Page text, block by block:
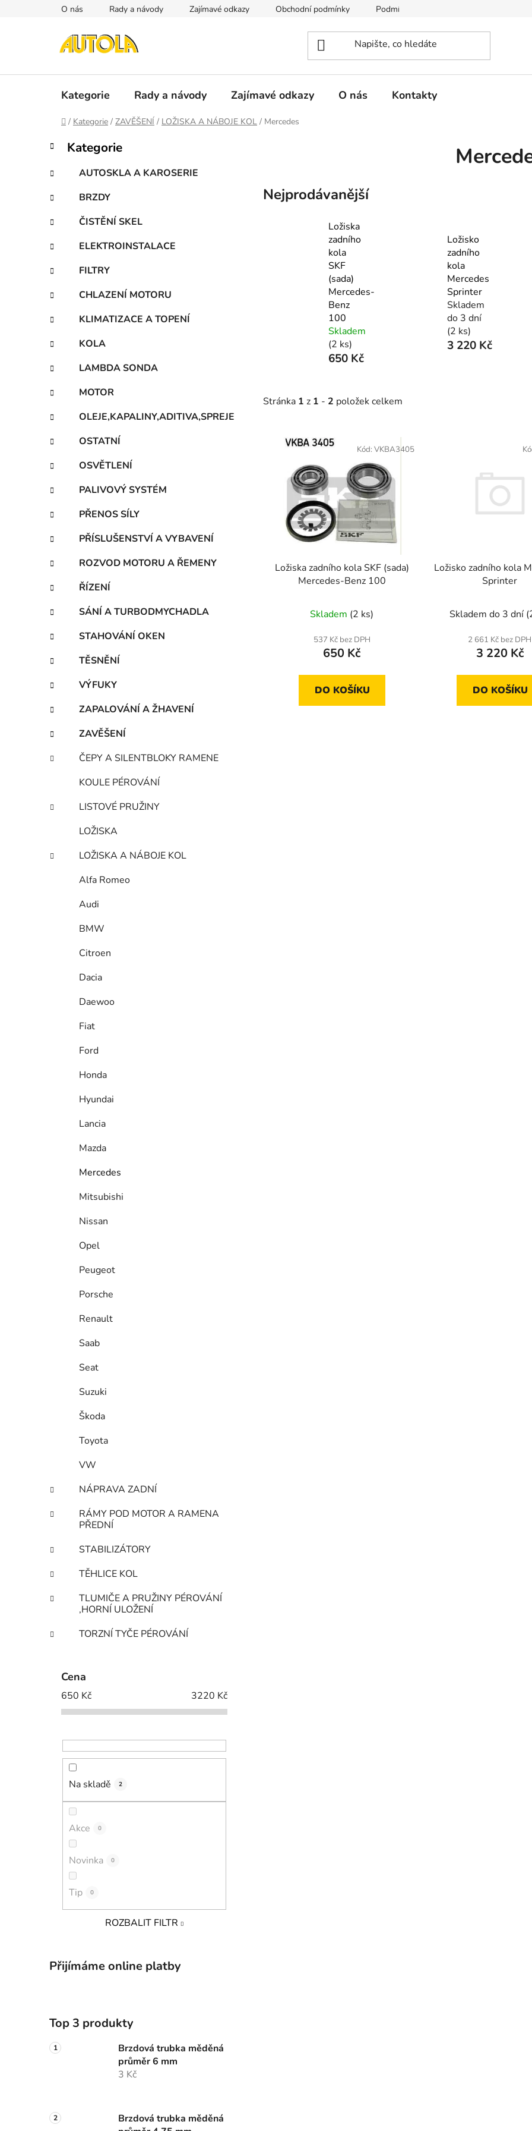
O nás Rady a návody Zajímavé odkazy Obchodní podmínky Podmínky ochrany osobních údajů
Kategorie Rady a návody Zajímavé odkazy O nás Kontakty
Domů
/ Kategorie / ZAVĚŠENÍ / LOŽISKA A NÁBOJE KOL / Mercedes
P
s
r
a
n
í
p
a
e
l
Přeskočit
kategorie
K
a
e
g
o
r
e
Kategorie
AUTOSKLA A KAROSERIE
BRZDY
ČISTĚNÍ SKEL
ELEKTROINSTALACE
FILTRY
CHLAZENÍ MOTORU
KLIMATIZACE A TOPENÍ
KOLA
LAMBDA SONDA
MOTOR
OLEJE,KAPALINY,ADITIVA,SPREJE
OSTATNÍ
OSVĚTLENÍ
PALIVOVÝ SYSTÉM
PŘENOS SÍLY
PŘÍSLUŠENSTVÍ A VYBAVENÍ
ROZVOD MOTORU A ŘEMENY
ŘÍZENÍ
SÁNÍ A TURBODMYCHADLA
STAHOVÁNÍ OKEN
TĚSNĚNÍ
VÝFUKY
ZAPALOVÁNÍ A ŽHAVENÍ
ZAVĚŠENÍ
ČEPY A SILENTBLOKY RAMENE
KOULE PÉROVÁNÍ
LISTOVÉ PRUŽINY
LOŽISKA
LOŽISKA A NÁBOJE KOL
Alfa Romeo
Audi
BMW
Citroen
Dacia
Daewoo
Fiat
Ford
Honda
Hyundai
Lancia
Mazda
Mercedes
Mitsubishi
Nissan
Opel
Peugeot
Porsche
Renault
Saab
Seat
Suzuki
Škoda
Toyota
VW
NÁPRAVA ZADNÍ
RÁMY POD MOTOR A RAMENA
PŘEDNÍ
STABILIZÁTORY
TĚHLICE KOL
TLUMIČE A PRUŽINY PÉROVÁNÍ
,HORNÍ ULOŽENÍ
TORZNÍ TYČE PÉROVÁNÍ
Cena
650 Kč 3220 Kč
Na skladě 2
Akce 0
Novinka 0
Tip 0
ROZBALIT FILTR
Přijímáme online platby
Top 3 produkty
Brzdová trubka měděná
průměr 6 mm
3 Kč
Brzdová trubka měděná
Nejprodávanější
Ložiska
zadního
kola
SKF
(sada)
Mercedes-
Benz
100
Skladem
(2 ks)
650 Kč
Ložisko
zadního
kola
Mercedes
Sprinter
Skladem
do 3 dní
(2 ks)
3 220 Kč
Stránka 1 z 1 - 2 položek celkem
Ložiska zadního kola SKF (sada)
Mercedes-Benz 100
Skladem (2 ks)
537 Kč bez DPH
650 Kč
DO KOŠÍKU
Kód: VKBA3405
Ložisko zadního kola
Sprinter
Skladem do 3 dní
2 661 Kč bez DPH
3 220 Kč
DO KOŠÍKU